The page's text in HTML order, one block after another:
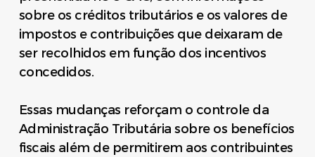
sobre os créditos tributários e os valores de
impostos e contribuições que deixaram de
ser recolhidos em função dos incentivos
concedidos.
Essas mudanças reforçam o controle da
Administração Tributária sobre os benefícios
fiscais além de permitirem aos contribuintes